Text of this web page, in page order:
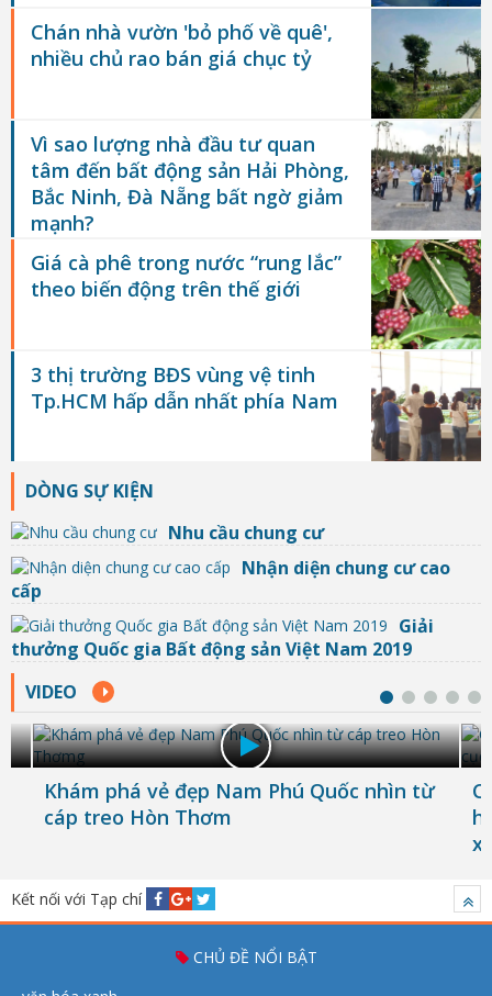
Chán nhà vườn 'bỏ phố về quê',
nhiều chủ rao bán giá chục tỷ
Vì sao lượng nhà đầu tư quan
tâm đến bất động sản Hải Phòng,
Bắc Ninh, Đà Nẵng bất ngờ giảm
mạnh?
Giá cà phê trong nước “rung lắc”
theo biến động trên thế giới
3 thị trường BĐS vùng vệ tinh
Tp.HCM hấp dẫn nhất phía Nam
DÒNG SỰ KIỆN
Nhu cầu chung cư
Nhận diện chung cư cao
cấp
Giải
thưởng Quốc gia Bất động sản Việt Nam 2019
VIDEO
Khám phá vẻ đẹp Nam Phú Quốc nhìn từ
cáp treo Hòn Thơm
Kết nối với Tạp chí
CHỦ ĐỀ NỔI BẬT